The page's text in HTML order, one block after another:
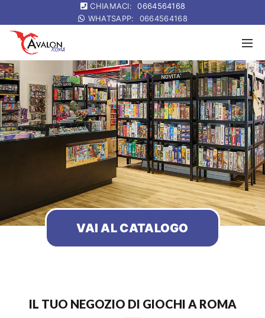
CHIAMACI:
0664564168
WHATSAPP:
0664564168
VAI AL CATALOGO
IL TUO NEGOZIO DI GIOCHI A ROMA